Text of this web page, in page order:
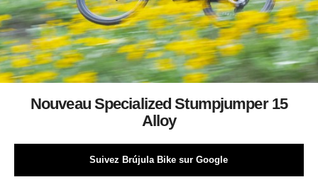
Nouveau Specialized Stumpjumper 15
Alloy
Suivez Brújula Bike sur Google